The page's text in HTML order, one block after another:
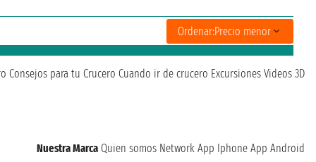
Ordenar:Precio menor
Consejos para tu Crucero Cuando ir de crucero Excursiones Videos 3D
Nuestra Marca Quien somos Network App Iphone App Android